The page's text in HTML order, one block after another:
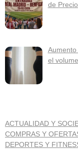
de
el
ACTUALIDAD Y
COMPRAS Y
DEPORTES Y